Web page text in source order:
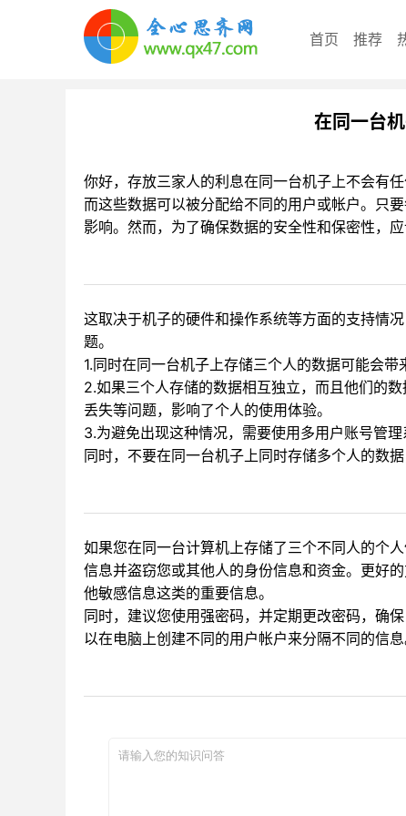
首页 推荐
在同一台
你好，存放三家人的利息在同一台机子上不会有
而这些数据可以被分配给不同的用户或帐户。只
影响。然而，为了确保数据的安全性和保密性，
这取决于机子的硬件和操作系统等方面的支持情
题。
1.同时在同一台机子上存储三个人的数据可能会带
2.如果三个人存储的数据相互独立，而且他们的
丢失等问题，影响了个人的使用体验。
3.为避免出现这种情况，需要使用多用户账号管
同时，不要在同一台机子上同时存储多个人的数
如果您在同一台计算机上存储了三个不同人的个
信息并盗窃您或其他人的身份信息和资金。更好
他敏感信息这类的重要信息。
同时，建议您使用强密码，并定期更改密码，确
以在电脑上创建不同的用户帐户来分隔不同的信息